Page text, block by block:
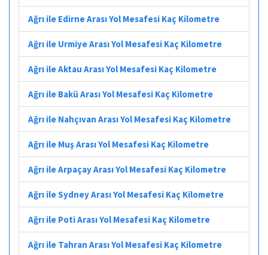
Ağrı ile Edirne Arası Yol Mesafesi Kaç Kilometre
Ağrı ile Urmiye Arası Yol Mesafesi Kaç Kilometre
Ağrı ile Aktau Arası Yol Mesafesi Kaç Kilometre
Ağrı ile Bakü Arası Yol Mesafesi Kaç Kilometre
Ağrı ile Nahçıvan Arası Yol Mesafesi Kaç Kilometre
Ağrı ile Muş Arası Yol Mesafesi Kaç Kilometre
Ağrı ile Arpaçay Arası Yol Mesafesi Kaç Kilometre
Ağrı ile Sydney Arası Yol Mesafesi Kaç Kilometre
Ağrı ile Poti Arası Yol Mesafesi Kaç Kilometre
Ağrı ile Tahran Arası Yol Mesafesi Kaç Kilometre